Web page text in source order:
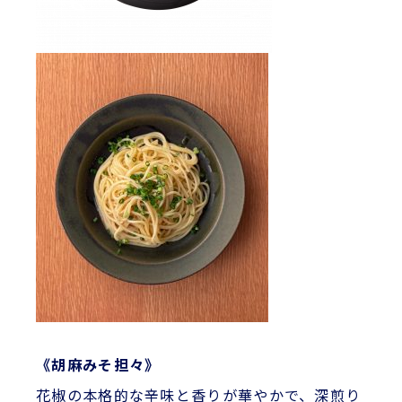
《胡麻みそ担々》
花椒の本格的な辛味と香りが華やかで、深煎り